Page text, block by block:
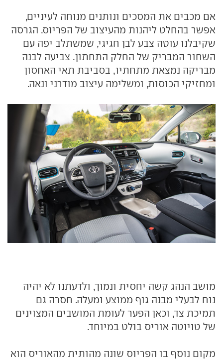
אם מכבים את המסכים ונותנים מנוחה לעיניים,
אפשר בהחלט ליהנות מהעיצוב של הפריוס. הגרסה
שקיבלנו עוטה צבע לבן חגיגי, שמשתלב יפה עם
השחור המבריק של החלק התחתון. צביעה לבנה
מבריקה נמצאת מתחתיו, בסביבת תאי האחסון
ומחזיקי הכוסות, ומשלימה עיצוב מודרני ונאה.
מושב הנהג קשה יחסית ונמוך, ולדעתנו לא יהיה
נוח לבעלי מבנה גוף ממוצע ומעלה. חסרה גם
תמיכת צד, וכאן הפער לעומת המושבים המצוינים
של טויוטה אוריס בולט במיוחד.
מקום נוסף בו הפריוס שונה מהותית מהאוריס הוא